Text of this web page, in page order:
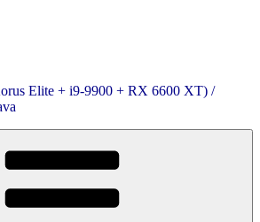
Elite + i9-9900 + RX 6600 XT) /